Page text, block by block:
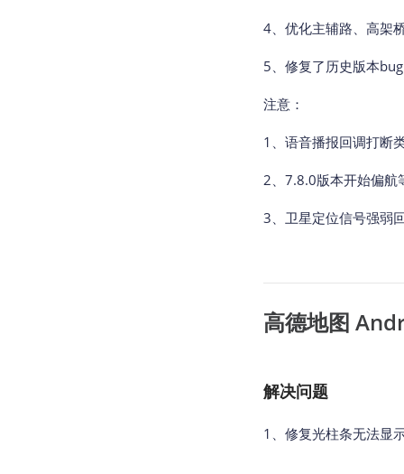
4、优化主辅路、高架
5、修复了历史版本
注意：
1、语音播报回调打断
2、7.8.0版本开始偏航
3、卫星定位信号强弱
高德地图
解决问题
1、修复光柱条无法显